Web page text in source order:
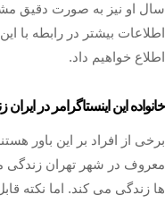
سال او نیز به صورت دقیق
اطلاعات بیشتر در رابطه با
اطلاع خواهیم داد.
خانواده این اینستاگرامر در
برخی از افراد بر این باور
معروف در شهر تهران زندگی
ها زندگی می کند. اما نکته